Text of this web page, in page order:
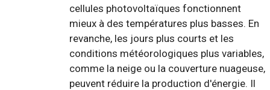
cellules photovoltaïques fonctionnent
mieux à des températures plus basses. En
revanche, les jours plus courts et les
conditions météorologiques plus variables,
comme la neige ou la couverture nuageuse,
peuvent réduire la production d'énergie. Il